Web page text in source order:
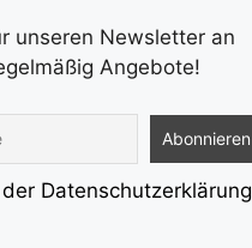
unseren Newsletter an
Angebote!
Datenschutzerklärung